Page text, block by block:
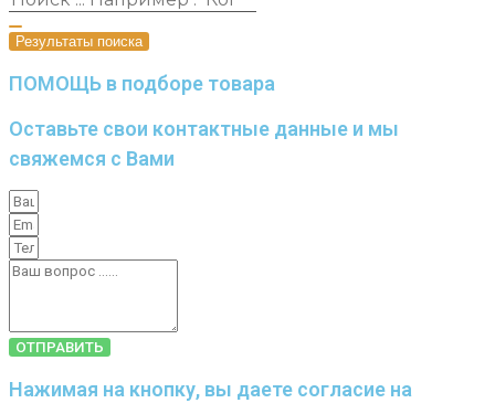
Результаты поиска
ПОМОЩЬ в подборе товара
Оставьте свои контактные данные и мы
свяжемся с Вами
ОТПРАВИТЬ
Нажимая на кнопку, вы даете согласие на